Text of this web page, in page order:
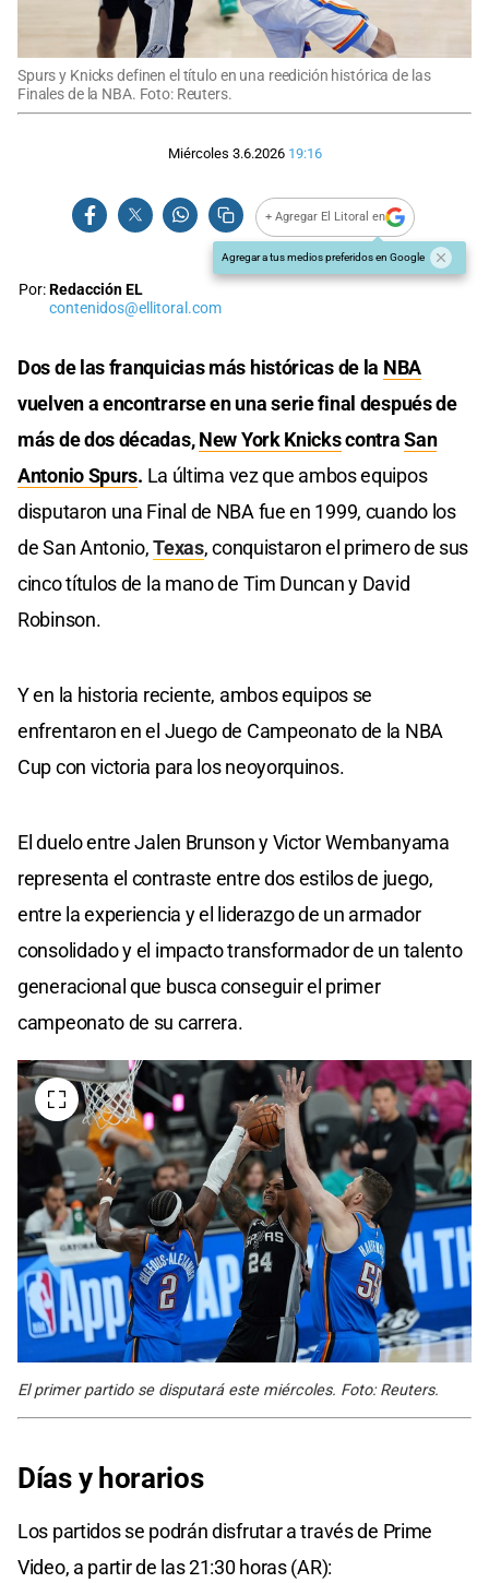
Spurs y Knicks definen el título en una reedición histórica de las
Finales de la NBA. Foto: Reuters.
Miércoles 3.6.2026 19:16
+ Agregar El Litoral en
Agregar a tus medios preferidos en Google
Por:Redacción EL
contenidos@ellitoral.com
Dos de las franquicias más históricas de la NBA
vuelven a encontrarse en una serie final después de
más de dos décadas,New York KnickscontraSan
Antonio Spurs. La última vez que ambos equipos
disputaron una Final de NBA fue en 1999, cuando los
de San Antonio,Texas, conquistaron el primero de sus
cinco títulos de la mano de Tim Duncan y David
Robinson.
Y en la historia reciente, ambos equipos se
enfrentaron en el Juego de Campeonato de la NBA
Cup con victoria para los neoyorquinos.
El duelo entre Jalen Brunson y Victor Wembanyama
representa el contraste entre dos estilos de juego,
entre la experiencia y el liderazgo de un armador
consolidado y el impacto transformador de un talento
generacional que busca conseguir el primer
campeonato de su carrera.
El primer partido se disputará este miércoles. Foto: Reuters.
Días y horarios
Los partidos se podrán disfrutar a través de Prime
Video, a partir de las 21:30 horas (AR):